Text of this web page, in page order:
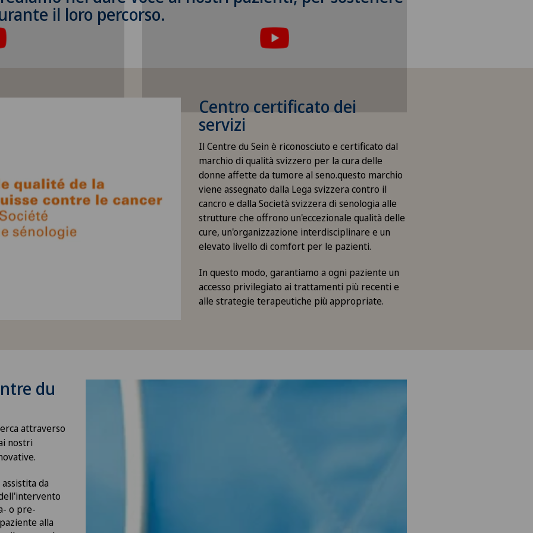
il loro percorso.
contenuto, è
di cookies.
corrispondente nelle
Per poter visualizzare questo contenuto, è
necessario accettare l’utilizzo di cookies.
Si prega di attivare l’opzione corrispondente nelle
Centro certificato dei
servizi
Il Centre du Sein è riconosciuto e certificato dal
marchio di qualità svizzero per la cura delle
donne affette da tumore al seno.questo marchio
viene assegnato dalla Lega svizzera contro il
cancro e dalla Società svizzera di senologia alle
strutture che offrono un'eccezionale qualità delle
cure, un'organizzazione interdisciplinare e un
elevato livello di comfort per le pazienti.
In questo modo, garantiamo a ogni paziente un
accesso privilegiato ai trattamenti più recenti e
alle strategie terapeutiche più appropriate.
du
attraverso
nostri
da
o pre-
alla